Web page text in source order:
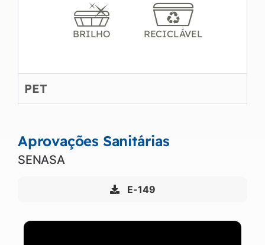
BRILHO RECICLÁVEL
PET
Aprovações Sanitárias
SENASA
E-149